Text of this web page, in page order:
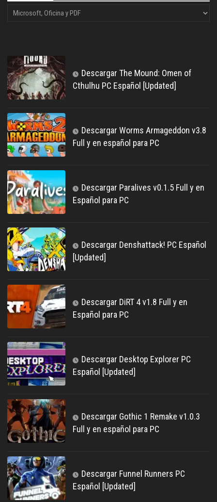
Descargar The Mound: Omen of
Cthulhu PC Español [Updated]
Descargar Worms Armageddon v3.8
Full y en español para PC
Descargar Paralives v0.1.5 Full y en
Español para PC
Descargar Denshattack! PC Español
[Updated]
Descargar DiRT 4 v1.8 Full y en
Español para PC
Descargar Desktop Explorer PC
Español [Updated]
Descargar Gothic 1 Remake v1.0.3
Full y en español para PC
Descargar Funnel Runners PC
Español [Updated]